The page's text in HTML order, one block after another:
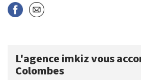
L'agence imkiz vous
Colombes